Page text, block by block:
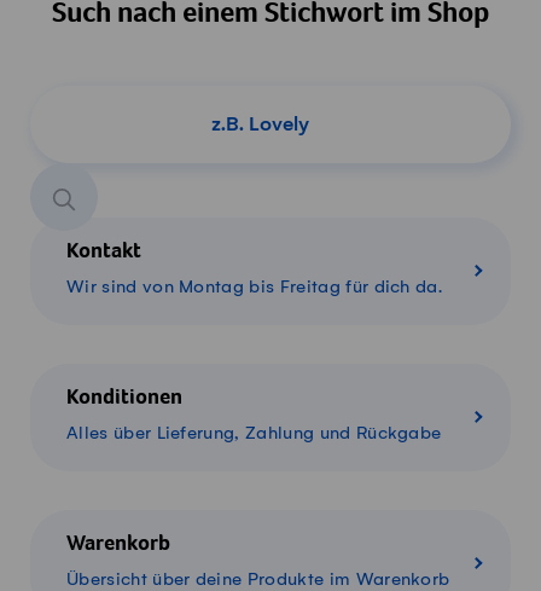
Such nach einem Stichwort im Shop
Kontakt
Wir sind von Montag bis Freitag für dich da.
Konditionen
Alles über Lieferung, Zahlung und Rückgabe
Warenkorb
Übersicht über deine Produkte im Warenkorb